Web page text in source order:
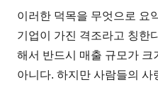
이러한 덕목을 무엇으로 요
기업이 가진 격조라고 칭한
해서 반드시 매출 규모가 크
아니다. 하지만 사람들의 사